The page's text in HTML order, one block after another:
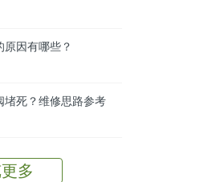
因有哪些？
堵死？维修思路参考
多